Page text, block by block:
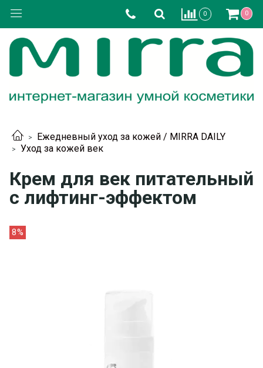
0 0
Ежедневный уход за кожей / MIRRA DAILY
Уход за кожей век
Крем для век питательный
с лифтинг-эффектом
8%